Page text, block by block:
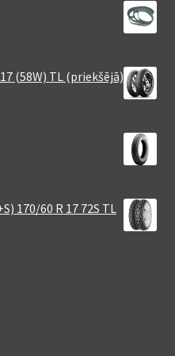
(58W) TL (priekšējā)
170/60 R 17 72S TL